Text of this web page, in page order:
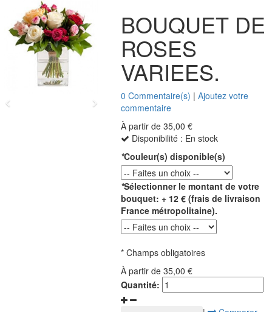
BOUQUET DE
ROSES
VARIEES.
0 Commentaire(s) | Ajoutez votre
commentaire
À partir de35,00 €
Disponibilité : En stock
*Couleur(s) disponible(s)
*Sélectionner le montant de votre
bouquet: + 12 € (frais de livraison
France métropolitaine).
* Champs obligatoires
À partir de35,00 €
Quantité: